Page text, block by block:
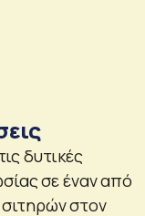
δυτικές
σε έναν από
στον